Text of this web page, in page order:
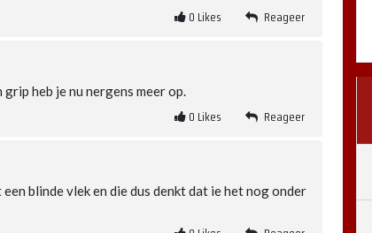
0 Likes Reageer
heb je nu nergens meer op.
0 Likes Reageer
blinde vlek en die dus denkt dat ie het nog onder